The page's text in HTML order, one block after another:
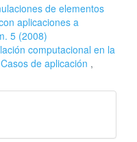
de elementos
aplicaciones a
5 (2008)
computacional en la
de aplicación ,